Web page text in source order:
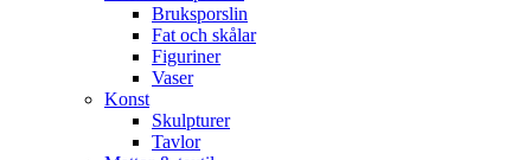
Bruksporslin
Fat och skålar
Figuriner
Vaser
Konst
Skulpturer
Tavlor